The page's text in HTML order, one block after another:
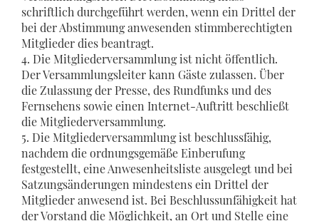
schriftlich durchgeführt werden, wenn ein Drittel der
bei der Abstimmung anwesenden stimmberechtigten
Mitglieder dies beantragt.
4. Die Mitgliederversammlung ist nicht öffentlich.
Der Versammlungsleiter kann Gäste zulassen. Über
die Zulassung der Presse, des Rundfunks und des
Fernsehens sowie einen Internet-Auftritt beschließt
die Mitgliederversammlung.
5. Die Mitgliederversammlung ist beschlussfähig,
nachdem die ordnungsgemäße Einberufung
festgestellt, eine Anwesenheitsliste ausgelegt und bei
Satzungsänderungen mindestens ein Drittel der
Mitglieder anwesend ist. Bei Beschlussunfähigkeit hat
der Vorstand die Möglichkeit, an Ort und Stelle eine